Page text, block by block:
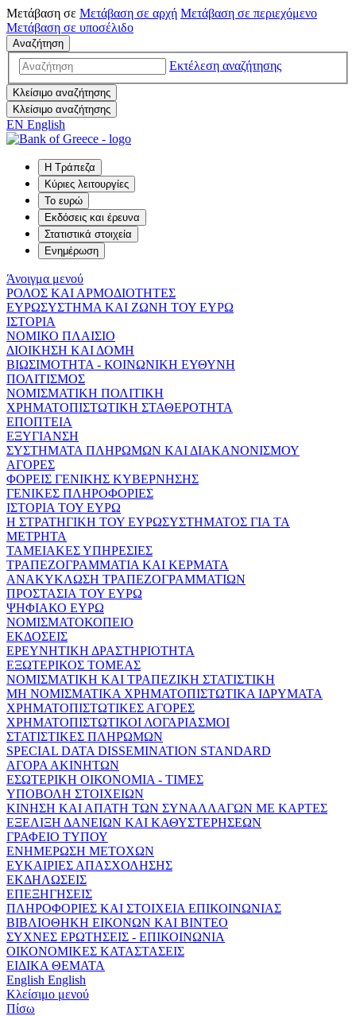
Μετάβαση σε Μετάβαση σε αρχή Μετάβαση σε περιεχόμενο
Μετάβαση σε υποσέλιδο
Αναζήτηση
Εκτέλεση αναζήτησης
Κλείσιμο αναζήτησης
Κλείσιμο αναζήτησης
EN English
Η Τράπεζα
Κύριες λειτουργίες
Το ευρώ
Εκδόσεις και έρευνα
Στατιστικά στοιχεία
Ενημέρωση
Άνοιγμα μενού
ΡΟΛΟΣ ΚΑΙ ΑΡΜΟΔΙΟΤΗΤΕΣ
ΕΥΡΩΣΥΣΤΗΜΑ ΚΑΙ ΖΩΝΗ ΤΟΥ ΕΥΡΩ
ΙΣΤΟΡΙΑ
ΝΟΜΙΚΟ ΠΛΑΙΣΙΟ
ΔΙΟΙΚΗΣΗ ΚΑΙ ΔΟΜΗ
ΒΙΩΣΙΜΟΤΗΤΑ - ΚΟΙΝΩΝΙΚΗ ΕΥΘΥΝΗ
ΠΟΛΙΤΙΣΜΟΣ
ΝΟΜΙΣΜΑΤΙΚΗ ΠΟΛΙΤΙΚΗ
ΧΡΗΜΑΤΟΠΙΣΤΩΤΙΚΗ ΣΤΑΘΕΡΟΤΗΤΑ
ΕΠΟΠΤΕΙΑ
ΕΞΥΓΙΑΝΣΗ
ΣΥΣΤΗΜΑΤΑ ΠΛΗΡΩΜΩΝ ΚΑΙ ΔΙΑΚΑΝΟΝΙΣΜΟΥ
ΑΓΟΡΕΣ
ΦΟΡΕΙΣ ΓΕΝΙΚΗΣ ΚΥΒΕΡΝΗΣΗΣ
ΓΕΝΙΚΕΣ ΠΛΗΡΟΦΟΡΙΕΣ
ΙΣΤΟΡΙΑ ΤΟΥ ΕΥΡΩ
Η ΣΤΡΑΤΗΓΙΚΗ ΤΟΥ ΕΥΡΩΣΥΣΤΗΜΑΤΟΣ ΓΙΑ ΤΑ
ΜΕΤΡΗΤΑ
ΤΑΜΕΙΑΚΕΣ ΥΠΗΡΕΣΙΕΣ
ΤΡΑΠΕΖΟΓΡΑΜΜΑΤΙΑ ΚΑΙ ΚΕΡΜΑΤΑ
ΑΝΑΚΥΚΛΩΣΗ ΤΡΑΠΕΖΟΓΡΑΜΜΑΤΙΩΝ
ΠΡΟΣΤΑΣΙΑ ΤΟΥ ΕΥΡΩ
ΨΗΦΙΑΚΟ ΕΥΡΩ
ΝΟΜΙΣΜΑΤΟΚΟΠΕΙΟ
ΕΚΔΟΣΕΙΣ
ΕΡΕΥΝΗΤΙΚΗ ΔΡΑΣΤΗΡΙΟΤΗΤΑ
ΕΞΩΤΕΡΙΚΟΣ ΤΟΜΕΑΣ
ΝΟΜΙΣΜΑΤΙΚΗ ΚΑΙ ΤΡΑΠΕΖΙΚΗ ΣΤΑΤΙΣΤΙΚΗ
ΜΗ ΝΟΜΙΣΜΑΤΙΚΑ ΧΡΗΜΑΤΟΠΙΣΤΩΤΙΚΑ ΙΔΡΥΜΑΤΑ
ΧΡΗΜΑΤΟΠΙΣΤΩΤΙΚΕΣ ΑΓΟΡΕΣ
ΧΡΗΜΑΤΟΠΙΣΤΩΤΙΚΟΙ ΛΟΓΑΡΙΑΣΜΟΙ
ΣΤΑΤΙΣΤΙΚΕΣ ΠΛΗΡΩΜΩΝ
SPECIAL DATA DISSEMINATION STANDARD
ΑΓΟΡΑ ΑΚΙΝΗΤΩΝ
ΕΣΩΤΕΡΙΚΗ ΟΙΚΟΝΟΜΙΑ - ΤΙΜΕΣ
ΥΠΟΒΟΛΗ ΣΤΟΙΧΕΙΩΝ
ΚΙΝΗΣΗ ΚΑΙ ΑΠΑΤΗ ΤΩΝ ΣΥΝΑΛΛΑΓΩΝ ΜΕ ΚΑΡΤΕΣ
ΕΞΕΛΙΞΗ ΔΑΝΕΙΩΝ ΚΑΙ ΚΑΘΥΣΤΕΡΗΣΕΩΝ
ΓΡΑΦΕΙΟ ΤΥΠΟΥ
ΕΝΗΜΕΡΩΣΗ ΜΕΤΟΧΩΝ
ΕΥΚΑΙΡΙΕΣ ΑΠΑΣΧΟΛΗΣΗΣ
ΕΚΔΗΛΩΣΕΙΣ
ΕΠΕΞΗΓΗΣΕΙΣ
ΠΛΗΡΟΦΟΡΙΕΣ ΚΑΙ ΣΤΟΙΧΕΙΑ ΕΠΙΚΟΙΝΩΝΙΑΣ
ΒΙΒΛΙΟΘΗΚΗ ΕΙΚΟΝΩΝ ΚΑΙ ΒΙΝΤΕΟ
ΣΥΧΝΕΣ ΕΡΩΤΗΣΕΙΣ - ΕΠΙΚΟΙΝΩΝΙΑ
ΟΙΚΟΝΟΜΙΚΕΣ ΚΑΤΑΣΤΑΣΕΙΣ
ΕΙΔΙΚΑ ΘΕΜΑΤΑ
English English
Κλείσιμο μενού
Πίσω